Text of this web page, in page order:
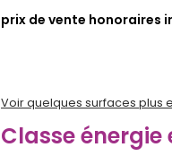
prix de vente honoraires
Voir quelques surfaces plus
Classe